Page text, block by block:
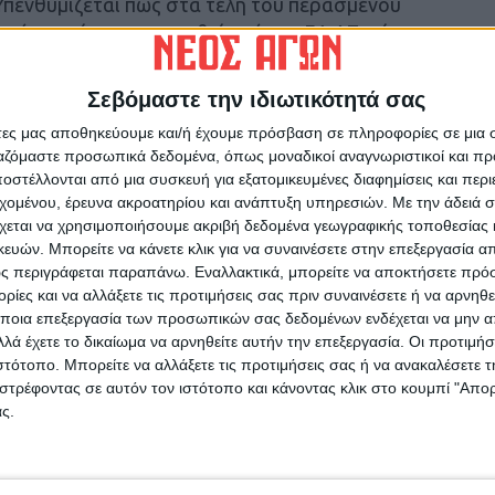
Σεβόμαστε την ιδιωτικότητά σας
μας αποθηκεύουμε και/ή έχουμε πρόσβαση σε πληροφορίες σε
προσωπικά δεδομένα, όπως μοναδικοί αναγνωριστικοί και
από μια συσκευή για εξατομικευμένες διαφημίσεις και
έρευνα ακροατηρίου και ανάπτυξη υπηρεσιών. Με την άδειά
να χρησιμοποιήσουμε ακριβή δεδομένα γεωγραφικής τοποθεσίας
Μπορείτε να κάνετε κλικ για να συναινέσετε στην επεξεργασία
περιγράφεται παραπάνω. Εναλλακτικά, μπορείτε να αποκτήσετε
και να αλλάξετε τις προτιμήσεις σας πριν συναινέσετε ή να
επεξεργασία των προσωπικών σας δεδομένων ενδέχεται να μην
έχετε το δικαίωμα να αρνηθείτε αυτήν την επεξεργασία. Οι
Μπορείτε να αλλάξετε τις προτιμήσεις σας ή να ανακαλέσετε
σε αυτόν τον ιστότοπο και κάνοντας κλικ στο κουμπί
είχε ανακοινωθεί από την ΕΛ.ΑΣ., είχαν
σε Ι.Χ.Ε. αυτοκίνητο, στο εσωτερικό του
τύπου τζόκεϊ, 2 κατσαβίδια, 1 ζευγάρι
των 4,56 ευρώ και οι κρατικές πινακίδες
χρησιμοποιούσαν οι δράστες για την
κρυμμένους σε άλλο σταθμευμένο σε οδό της
οι οποίοι, όπως προέκυψε, λίγο νωρίτερα,
να διαρρήξουν κατάστημα
να ολοκληρώσουν την πράξη τους,
4 από τους δράστες, τις πρώτες πρωινές
σε κατάστημα – καφέ.
κατασχέθηκαν 1 ζευγάρι γάντια, 1
και 1 παντελόνι αθλητικής φόρμας.
διενεργήθηκαν σε οικίες των δραστών